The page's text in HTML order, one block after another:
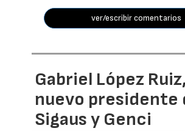
ver/escribir comentarios
Gabriel López
nuevo presidente
Sigaus y Genci